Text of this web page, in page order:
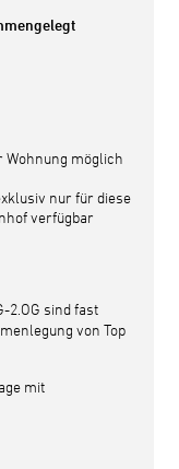
Wohnung möglich
nur für diese
verfügbar
2.OG sind fast
von Top
mit